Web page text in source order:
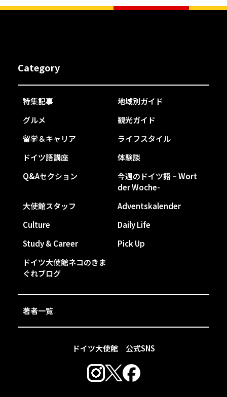
ドイツ大使館 公式SNS
Category
特集記事
地域別ガイド
グルメ
観光ガイド
留学＆キャリア
ライフスタイル
ドイツ語講座
体験談
Q&Aセクション
今週のドイツ語 – Wort
der Woche-
大使館スタッフ
Adventskalender
Culture
Daily Life
Study & Career
Pick Up
ドイツ大使館ネコのきま
ぐれブログ
著者一覧